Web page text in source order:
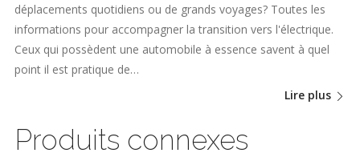
déplacements quotidiens ou de grands voyages? Toutes les
informations pour accompagner la transition vers l'électrique.
Ceux qui possèdent une automobile à essence savent à quel
point il est pratique de…
Lire plus
Produits connexes